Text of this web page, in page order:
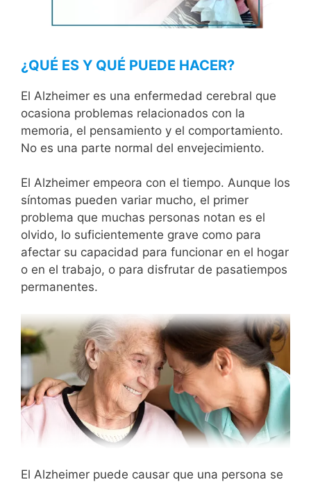
¿QUÉ ES Y QUÉ PUEDE HACER?
El Alzheimer es una enfermedad cerebral que
ocasiona problemas relacionados con la
memoria, el pensamiento y el comportamiento.
No es una parte normal del envejecimiento.
El Alzheimer empeora con el tiempo. Aunque los
síntomas pueden variar mucho, el primer
problema que muchas personas notan es el
olvido, lo suficientemente grave como para
afectar su capacidad para funcionar en el hogar
o en el trabajo, o para disfrutar de pasatiempos
permanentes.
El Alzheimer puede causar que una persona se